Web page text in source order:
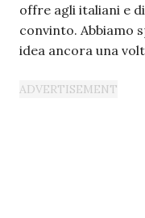
offre agli italiani e
convinto. Abbiamo
idea ancora una